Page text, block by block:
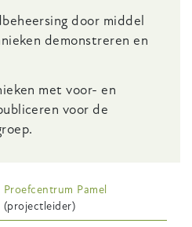
door middel
demonstreren en
met voor- en
voor de
Proefcentrum Pamel
(projectleider)